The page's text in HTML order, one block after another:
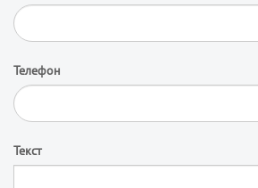
Телефон
Текст